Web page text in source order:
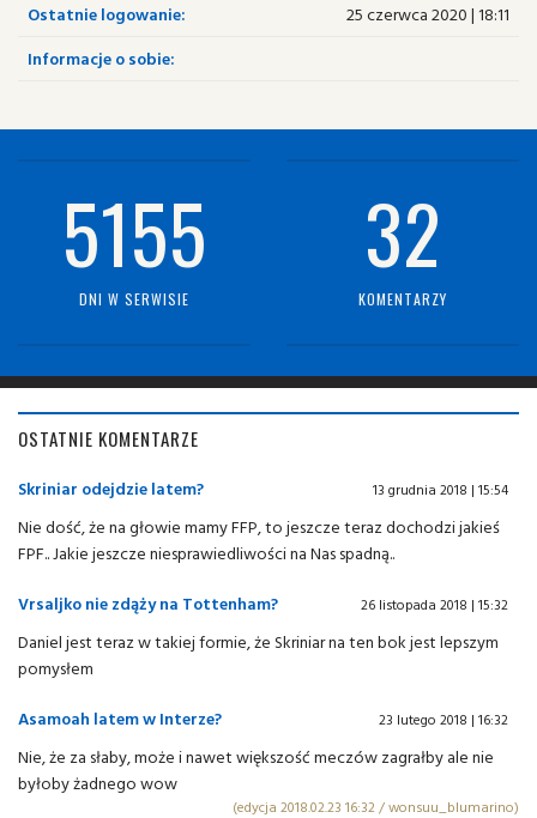
Ostatnie logowanie:
25 czerwca 2020 | 18:11
Informacje o sobie:
5155
DNI W SERWISIE
32
KOMENTARZY
OSTATNIE KOMENTARZE
Skriniar odejdzie latem? 13 grudnia 2018 | 15:54
Nie dość, że na głowie mamy FFP, to jeszcze teraz dochodzi jakieś
FPF.. Jakie jeszcze niesprawiedliwości na Nas spadną..
Vrsaljko nie zdąży na Tottenham?
26 listopada 2018 | 15:32
Daniel jest teraz w takiej formie, że Skriniar na ten bok jest lepszym
pomysłem
Asamoah latem w Interze?
23 lutego 2018 | 16:32
Nie, że za słaby, może i nawet większość meczów zagrałby ale nie
byłoby żadnego wow
(edycja 2018.02.23 16:32 / wonsuu_blumarino)